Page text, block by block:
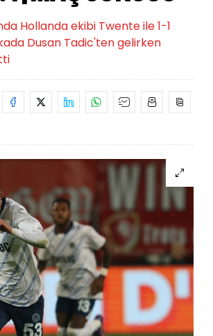
Hollanda ekibi Twente ile 1-1
Dusan Tadic'ten gelirken